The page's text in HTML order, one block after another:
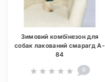
Зимовий комбінезон для
собак лакований смарагд A-
84
0